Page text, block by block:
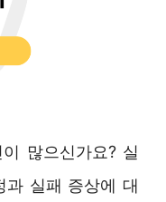
많으신가요? 실
과 실패 증상에 대